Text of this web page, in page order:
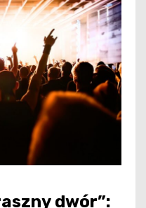
dwór”: